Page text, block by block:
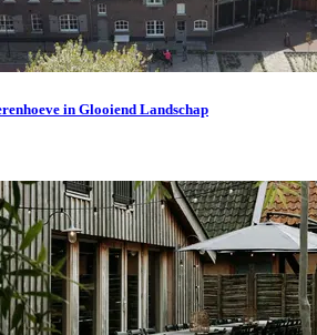
in Glooiend Landschap